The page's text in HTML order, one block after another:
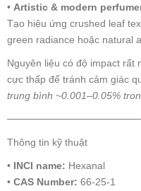
• Artistic & modern
Tạo hiệu ứng crushed leaf
green radiance hoặc natural
Nguyên liệu có độ impact
cực thấp để tránh cảm giác
trung bình ~0.001–0.05%
Thông tin kỹ thuật
• INCI name: Hexanal
• CAS Number: 66-25-1